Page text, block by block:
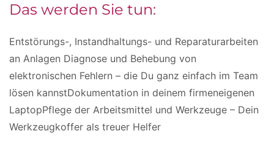
Das werden Sie tun:
Entstörungs-, Instandhaltungs- und Reparaturarbeiten
an Anlagen Diagnose und Behebung von
elektronischen Fehlern – die Du ganz einfach im Team
lösen kannstDokumentation in deinem firmeneigenen
LaptopPflege der Arbeitsmittel und Werkzeuge – Dein
Werkzeugkoffer als treuer Helfer